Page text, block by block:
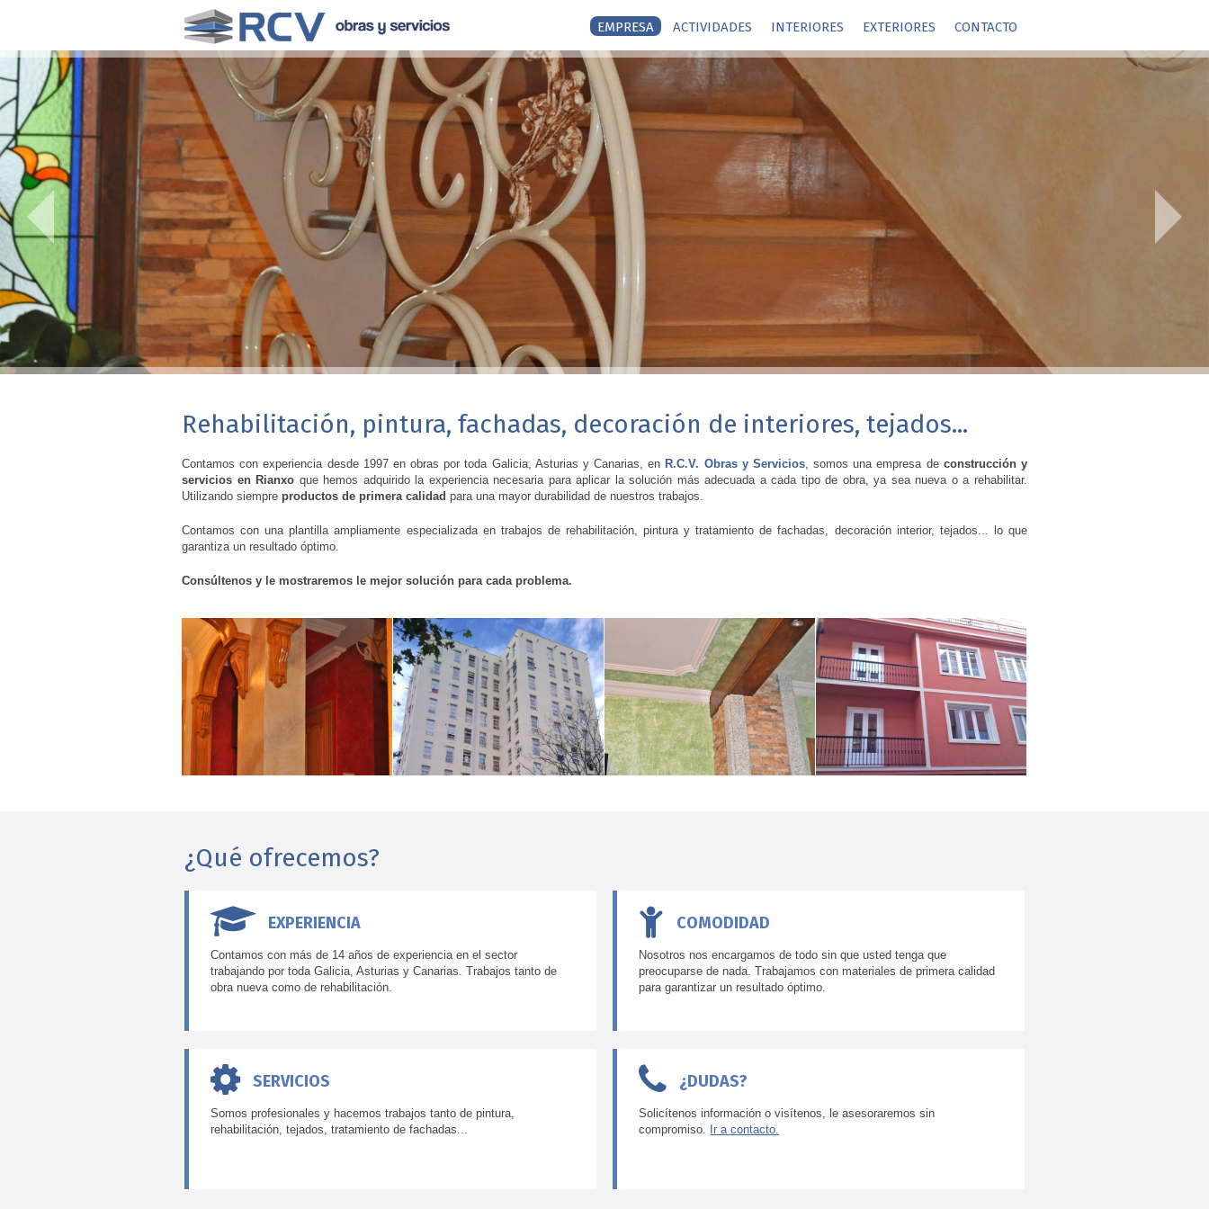
EMPRESA ACTIVIDADES INTERIORES EXTERIORES CONTACTO
Rehabilitación, pintura, fachadas, decoración de interiores, tejados...
Contamos con experiencia desde 1997 en obras por toda Galicia, Asturias y Canarias, enR.C.V. Obras y Servicios, somos una empresa de construcción y
servicios en Rianxo que hemos adquirido la experiencia necesaria para aplicar la solución más adecuada a cada tipo de obra, ya sea nueva o a rehabilitar.
Utilizando siempre productos de primera calidad para una mayor durabilidad de nuestros trabajos.
Contamos con una plantilla ampliamente especializada en trabajos de rehabilitación, pintura y tratamiento de fachadas, decoración interior, tejados... lo que
garantiza un resultado óptimo.
Consúltenos y le mostraremos le mejor solución para cada problema.
¿Qué ofrecemos?
EXPERIENCIA
Contamos con más de 14 años de experiencia en el sector
trabajando por toda Galicia, Asturias y Canarias. Trabajos tanto de
obra nueva como de rehabilitación.
COMODIDAD
Nosotros nos encargamos de todo sin que usted tenga que
preocuparse de nada. Trabajamos con materiales de primera calidad
para garantizar un resultado óptimo.
SERVICIOS
Somos profesionales y hacemos trabajos tanto de pintura,
rehabilitación, tejados, tratamiento de fachadas...
¿DUDAS?
Solicítenos información o visítenos, le asesoraremos sin
compromiso. Ir a contacto.